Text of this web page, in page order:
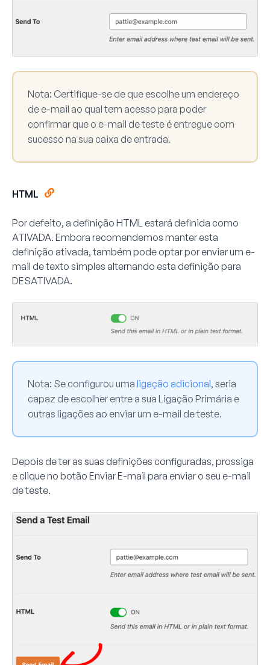
Nota: Certifique-se de que escolhe um endereço
de e-mail ao qual tem acesso para poder
confirmar que o e-mail de teste é entregue com
sucesso na sua caixa de entrada.
HTML
Por defeito, a definição HTML estará definida como
ATIVADA. Embora recomendemos manter esta
definição ativada, também pode optar por enviar um e-
mail de texto simples alternando esta definição para
DESATIVADA.
Nota: Se configurou uma ligação adicional, seria
capaz de escolher entre a sua Ligação Primária e
outras ligações ao enviar um e-mail de teste.
Depois de ter as suas definições configuradas, prossiga
e clique no botão Enviar E-mail para enviar o seu e-mail
de teste.